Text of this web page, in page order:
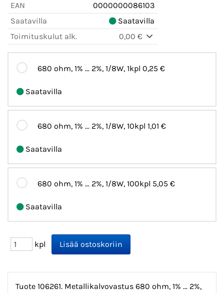
EAN
0000000086103
Saatavilla
Saatavilla
Toimituskulut alk.
0,00 €
680 ohm, 1% ... 2%, 1/8W, 1kpl 0,25 €
Saatavilla
680 ohm, 1% ... 2%, 1/8W, 10kpl 1,01 €
Saatavilla
680 ohm, 1% ... 2%, 1/8W, 100kpl 5,05 €
Saatavilla
kpl
Tuote 106261. Metallikalvovastus 680 ohm, 1% ... 2%,